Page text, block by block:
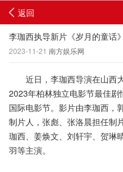
返回
李珈西执导新片《岁月的童话
2023-11-21 南方娱乐网
近日，李珈西导演在山西
2023年柏林独立电影节最佳
国际电影节。影片由李珈西，
制片人，张彪、张洛晨担任制
珈西、姜焕文、刘轩宇、贺琳
羽等主演。